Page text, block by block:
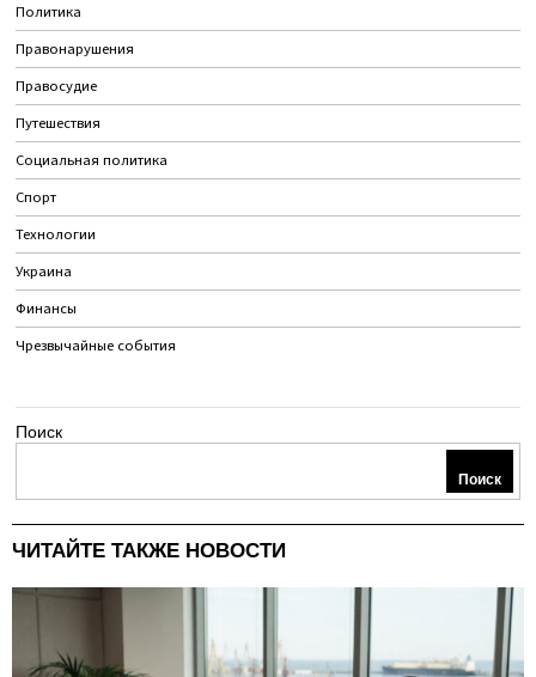
Политика
Правонарушения
Правосудие
Путешествия
Социальная политика
Спорт
Технологии
Украина
Финансы
Чрезвычайные события
Поиск
Поиск
ЧИТАЙТЕ ТАКЖЕ НОВОСТИ